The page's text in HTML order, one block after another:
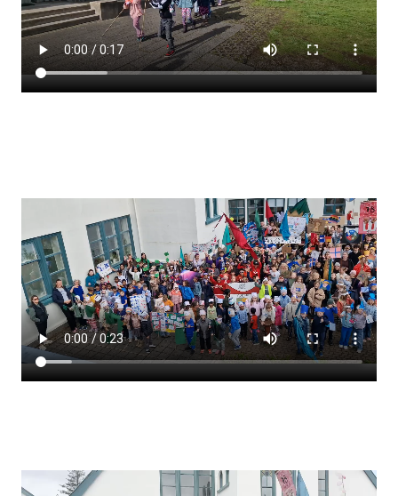
Frístund
Upplýsingar um innritun
Námsmat
Læsi
Lestrarheftin
Náms- og kennsluáætlanir
Námsráðgjafi
Stundaskrár